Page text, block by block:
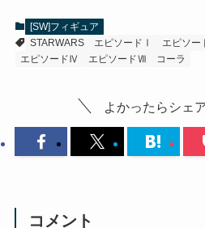
[SW]フィギュア
STARWARS
エピソードⅠ エピソー
エピソードⅣ
エピソードⅦ コーラ
よかったらシェ
コメント